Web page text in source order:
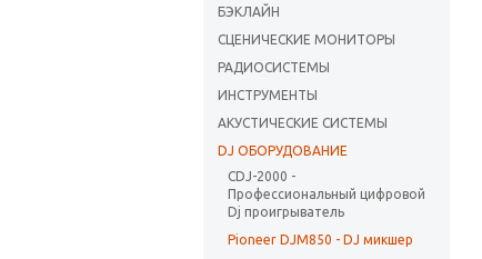
БЭКЛАЙН
СЦЕНИЧЕСКИЕ МОНИТОРЫ
РАДИОСИСТЕМЫ
ИНСТРУМЕНТЫ
АКУСТИЧЕСКИЕ СИСТЕМЫ
DJ ОБОРУДОВАНИЕ
CDJ-2000 -
Профессиональный цифровой
Dj проигрыватель
Pioneer DJM850 - DJ микшер